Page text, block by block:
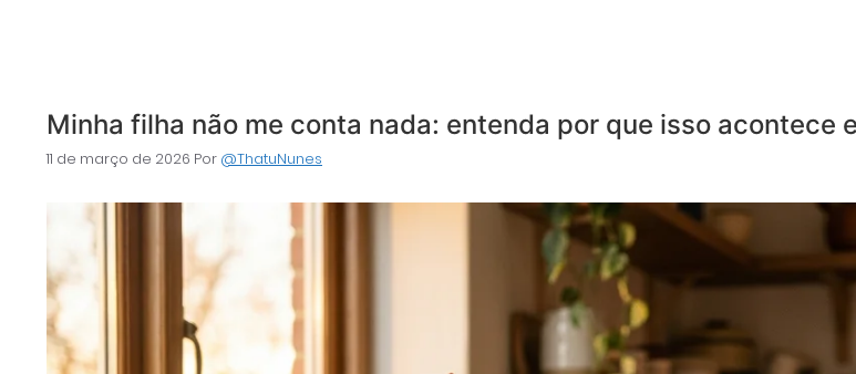
Minha filha não me conta nada: entenda por que isso acontece
11 de março de 2026 Por @ThatuNunes